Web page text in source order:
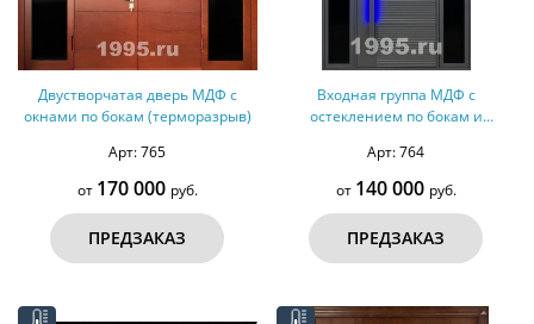
Двустворчатая дверь МДФ с
окнами по бокам (терморазрыв)
Арт: 765
от 170 000 руб.
ПРЕДЗАКАЗ
Входная группа МДФ с
остеклением по бокам и
Арт: 764
от 140 000 руб.
ПРЕДЗАКАЗ